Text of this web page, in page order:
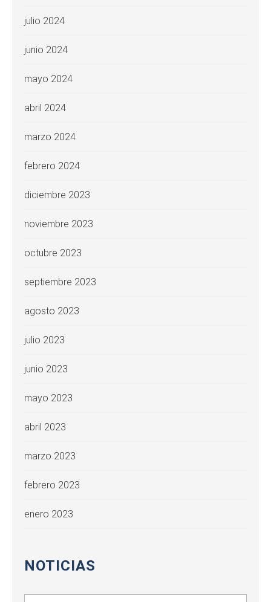
julio 2024
junio 2024
mayo 2024
abril 2024
marzo 2024
febrero 2024
diciembre 2023
noviembre 2023
octubre 2023
septiembre 2023
agosto 2023
julio 2023
junio 2023
mayo 2023
abril 2023
marzo 2023
febrero 2023
enero 2023
NOTICIAS